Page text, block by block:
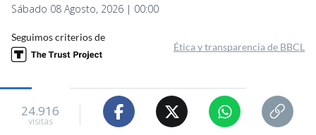
Sábado 08 Agosto, 2026 | 00:00
Seguimos criterios de
Ética y transparencia de BBCL
24.916
visitas